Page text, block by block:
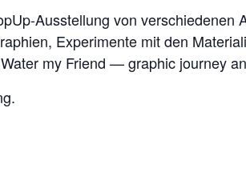
Ausstellung von verschiedenen
Experimente mit den
my Friend — graphic journey